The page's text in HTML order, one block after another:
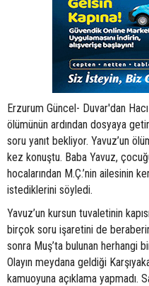
Erzurum Güncel- Duvar'dan
ölümünün ardından dosyaya
soru yanıt bekliyor. Yavuz’un
kez konuştu. Baba Yavuz,
hocalarından M.Ç.’nin ailesinin
istediklerini söyledi.
Yavuz’un kursun tuvaletinin
birçok soru işaretini de
sonra Muş’ta bulunan herhangi
Olayın meydana geldiği
kamuoyuna açıklama yapmadı.